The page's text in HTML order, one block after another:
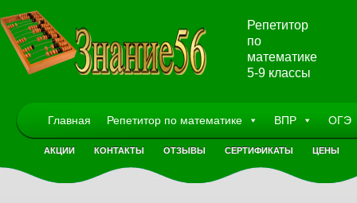
Репетитор
по
математике
5-9 классы
Главная Репетитор по математике ВПР ОГЭ
АКЦИИ КОНТАКТЫ ОТЗЫВЫ СЕРТИФИКАТЫ ЦЕНЫ